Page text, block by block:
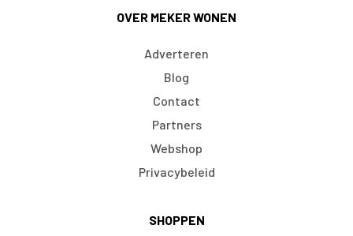
OVER MEKER WONEN
Adverteren
Blog
Contact
Partners
Webshop
Privacybeleid
SHOPPEN